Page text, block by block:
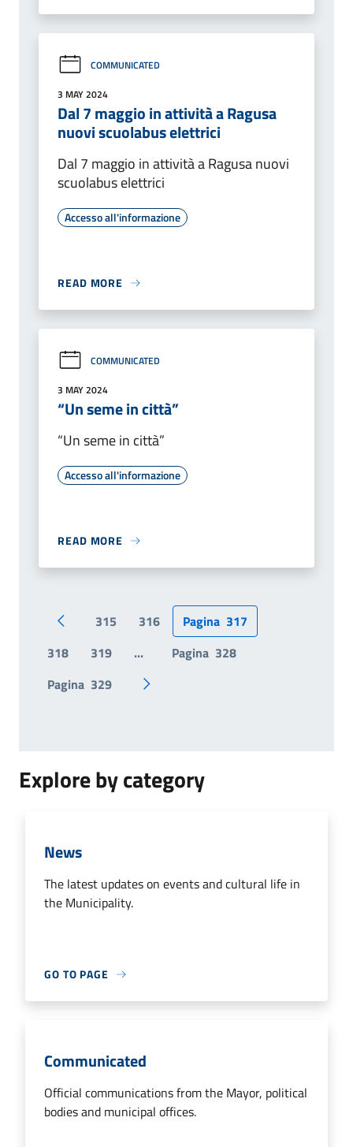
COMMUNICATED
3 MAY 2024
Dal 7 maggio in attività a Ragusa
nuovi scuolabus elettrici
Dal 7 maggio in attività a Ragusa nuovi
scuolabus elettrici
Accesso all'informazione
READ MORE
COMMUNICATED
3 MAY 2024
“Un seme in città”
“Un seme in città”
Accesso all'informazione
READ MORE
Pagina precedente
315 316 Pagina 317
318
319 ... Pagina 328
Pagina 329 Pagina successiva
Explore by category
News
The latest updates on events and cultural life in
the Municipality.
GO TO PAGE
Communicated
Official communications from the Mayor, political
bodies and municipal offices.